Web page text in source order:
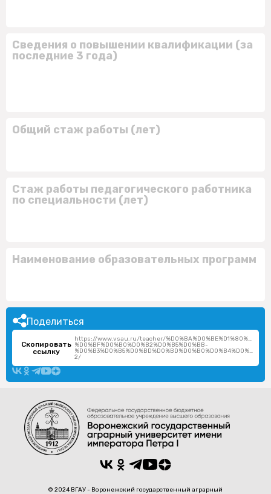
Сведения о повышении квалификации (за
последние 3 года)
Общий стаж работы (лет)
Стаж работы педагогического работника
по специальности (лет)
Наименование образовательных программ
Поделиться
Скопировать
ссылку
https://www.vsau.ru/teacher/
%D0%BF%D0%B0%D0%B2%D0%B5%D0%BB-
2/
© 2024 ВГАУ - Воронежский государственный аграрный